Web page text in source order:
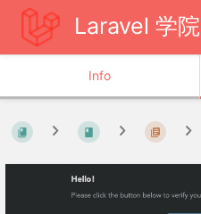
Laravel 学院
Info